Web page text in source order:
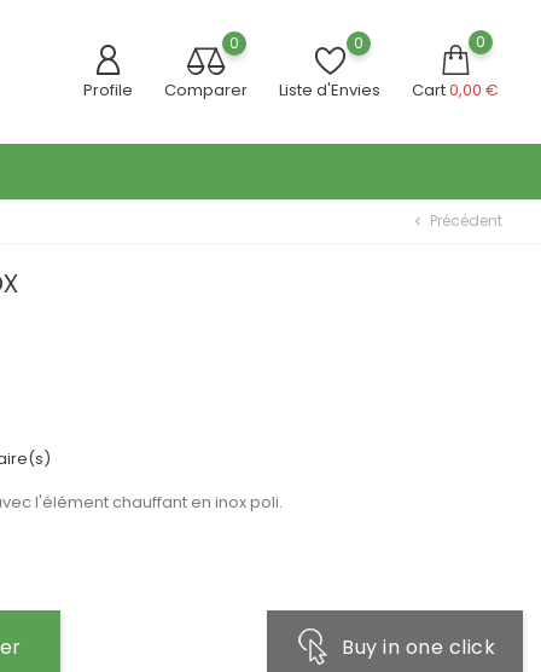
Profile
0
Comparer
0
Liste d'Envies
0
Cart0,00 €
chevron_left Précédent
l'élément chauffant en inox poli.
Buy in one click